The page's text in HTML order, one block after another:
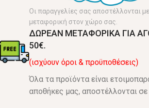
Οι παραγγελίες σας αποστέλλονται
μεταφορική στον χώρο σας.
ΔΩΡΕΑΝ ΜΕΤΑΦΟΡΙΚΑ ΓΙΑ
50€.
(ισχύουν όροι & προϋποθέσεις)
Όλα τα προϊόντα είναι
αποθήκες μας, αποστέλλονται